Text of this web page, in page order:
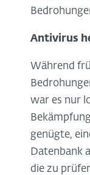
Antivirus
Während
war es nur
genügte,
Datenbank
die zu